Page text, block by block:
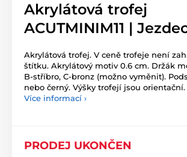
Akrylátová trofej
ACUTMINIM11 |
Akrylátová trofej. V ceně trofeje není
štítku. Akrylátový motiv 0.6 cm. Držák
B-stříbro, C-bronz (možno vyměnit).
nebo černý. Výšky trofejí jsou orientační.
Více informací ›
PRODEJ UKONČEN